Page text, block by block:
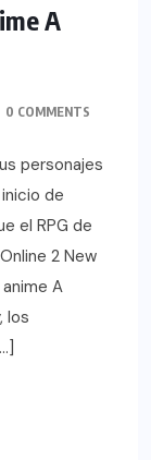
A
0 COMMENTS
personajes
de
el RPG de
2 New
A
los